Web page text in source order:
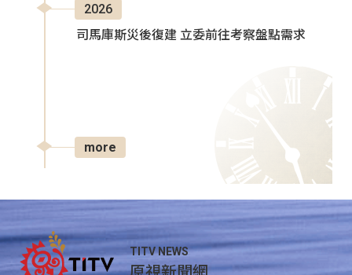
2026
司馬庫斯災後復建 立委前往考察盤點需求
more
TITV NEWS